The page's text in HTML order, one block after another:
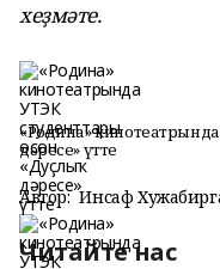
хеҙмәте.
«Родина» кинотеатрында
дәресе» үтте
Автор: Инсаф
Читайте нас